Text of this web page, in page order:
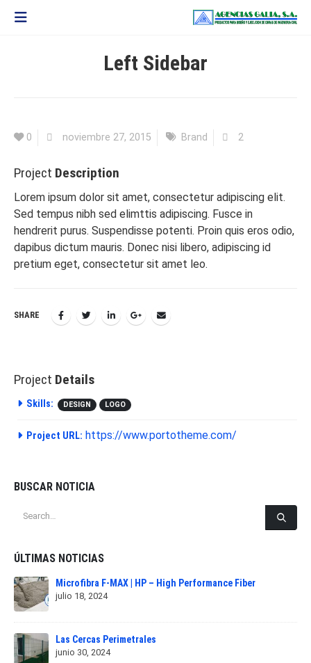
Left Sidebar
0 noviembre 27, 2015 Brand 2
Project Description
Lorem ipsum dolor sit amet, consectetur adipiscing elit.
Sed tempus nibh sed elimttis adipiscing. Fusce in
hendrerit purus. Suspendisse potenti. Proin quis eros odio,
dapibus dictum mauris. Donec nisi libero, adipiscing id
pretium eget, consectetur sit amet leo.
SHARE
Project Details
Skills: DESIGN LOGO
Project URL: https://www.portotheme.com/
BUSCAR NOTICIA
ÚLTIMAS NOTICIAS
Microfibra F-MAX | HP – High Performance Fiber
julio 18, 2024
Las Cercas Perimetrales
junio 30, 2024